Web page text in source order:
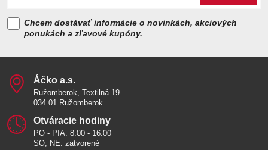
Chcem dostávať informácie o novinkách, akciových
ponukách a zľavové kupóny.
Áčko a​.s​.
Ružomberok, Textilná 19
034 01 Ružomberok
Otváracie hodiny
PO - PIA: 8:00 - 16:00
SO, NE: zatvorené